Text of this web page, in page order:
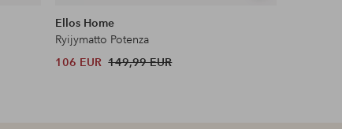
Ellos Home
Ryijymatto Potenza
106 EUR 149,99 EUR